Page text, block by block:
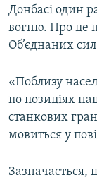
КТАТ
ДОЛУЧАЙСЯ!
Донбасі один
вогню. Про це
Об’єднаних
«Поблизу
по позиціях
станкових
мовиться у
Зазначається,